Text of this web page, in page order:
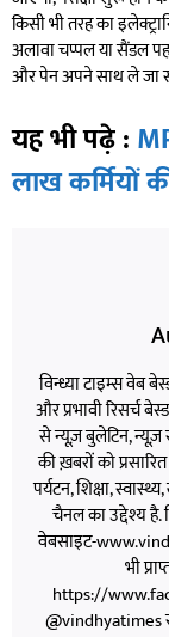
किसी भी तरह का
अलावा चप्पल या सैंडल
और पेन अपने साथ ले जा
यह भी पढ़े :
लाख कर्मियों
विन्ध्या टाइम्स वेब
और प्रभावी रिसर्च
से न्यूज़ बुलेटिन, न्यूज़
की ख़बरों को
पर्यटन, शिक्षा,
चैनल का उद्देश्य
वेबसाइट-
भी
https://
@vindhyatimes